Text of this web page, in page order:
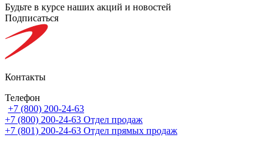
Будьте в курсе наших акций и новостей
Подписаться
Контакты
Телефон
+7 (800) 200-24-63
+7 (800) 200-24-63 Отдел продаж
+7 (801) 200-24-63 Отдел прямых продаж